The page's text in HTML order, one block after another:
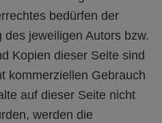
bedürfen der
jeweiligen Autors bzw.
Kopien dieser Seite sind
kommerziellen Gebrauch
auf dieser Seite nicht
werden die